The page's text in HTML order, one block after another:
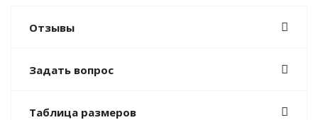
Отзывы
Задать вопрос
Таблица размеров